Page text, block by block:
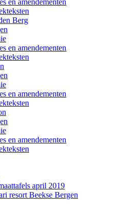
en amendementen
Berg
en amendementen
en amendementen
en amendementen
april 2019
resort Beekse Bergen